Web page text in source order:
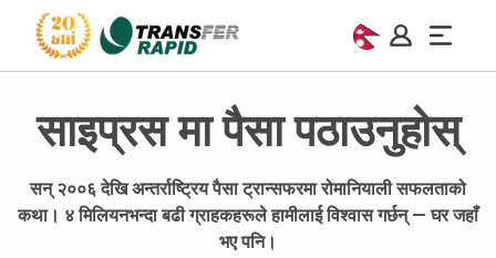
साइप्रस मा पैसा पठाउनुहोस्
सन् २००६ देखि अन्तर्राष्ट्रिय पैसा ट्रान्सफरमा रोमानियाली सफलताको
कथा। ४ मिलियनभन्दा बढी ग्राहकहरूले हामीलाई विश्वास गर्छन् — घर जहाँ
भए पनि।